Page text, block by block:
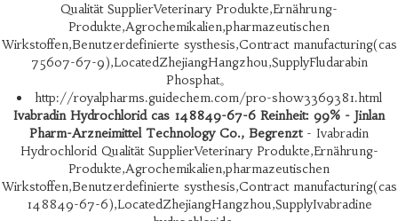
Qualität SupplierVeterinary Produkte,Ernährung-
Produkte,Agrochemikalien,pharmazeutischen
Wirkstoffen,Benutzerdefinierte systhesis,Contract manufacturing(cas
75607-67-9),LocatedZhejiangHangzhou,SupplyFludarabin
Phosphat。
http://royalpharms.guidechem.com/pro-show3369381.html
Ivabradin Hydrochlorid cas 148849-67-6 Reinheit: 99% - Jinlan
Pharm-Arzneimittel Technology Co., Begrenzt- Ivabradin
Hydrochlorid Qualität SupplierVeterinary Produkte,Ernährung-
Produkte,Agrochemikalien,pharmazeutischen
Wirkstoffen,Benutzerdefinierte systhesis,Contract manufacturing(cas
148849-67-6),LocatedZhejiangHangzhou,SupplyIvabradine